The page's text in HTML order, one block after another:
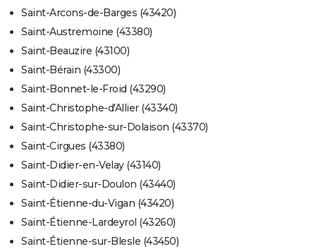
Saint-Arcons-de-Barges (43420)
Saint-Austremoine (43380)
Saint-Beauzire (43100)
Saint-Bérain (43300)
Saint-Bonnet-le-Froid (43290)
Saint-Christophe-d'Allier (43340)
Saint-Christophe-sur-Dolaison (43370)
Saint-Cirgues (43380)
Saint-Didier-en-Velay (43140)
Saint-Didier-sur-Doulon (43440)
Saint-Étienne-du-Vigan (43420)
Saint-Étienne-Lardeyrol (43260)
Saint-Étienne-sur-Blesle (43450)